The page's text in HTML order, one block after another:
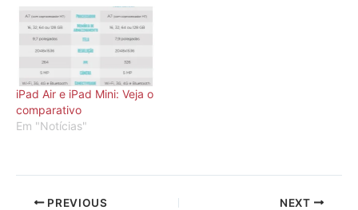
iPad Air e iPad Mini: Veja o
comparativo
Em "Notícias"
PREVIOUS NEXT